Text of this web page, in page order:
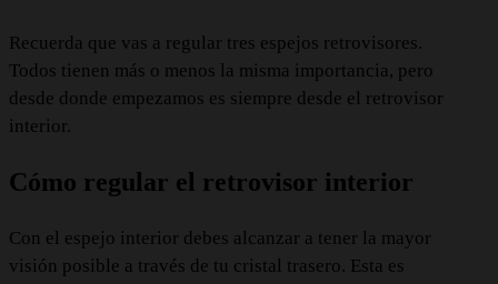
Recuerda que vas a regular tres espejos retrovisores.
Todos tienen más o menos la misma importancia, pero
desde donde empezamos es siempre desde el retrovisor
interior.
Cómo regular el retrovisor interior
Con el espejo interior debes alcanzar a tener la mayor
visión posible a través de tu cristal trasero. Esta es